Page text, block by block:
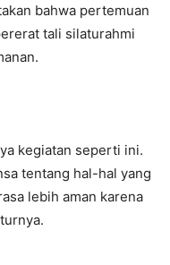
bahwa pertemuan
tali silaturahmi
kegiatan seperti ini.
tentang hal-hal yang
lebih aman karena